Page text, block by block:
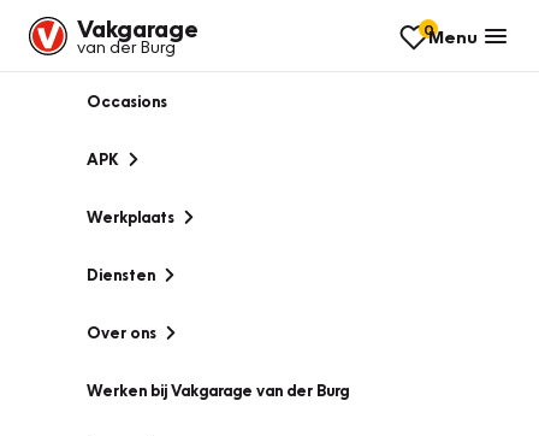
Vakgarage
van der Burg
0Menu
Occasions
APK
Werkplaats
Diensten
Over ons
Werken bij Vakgarage van der Burg